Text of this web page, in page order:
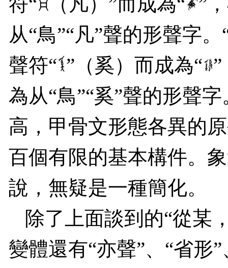
从“鳥”“凡”聲的形聲字。
聲符“ ” （奚）而成為“ ”
為从“鳥”“奚”聲的形聲
高，甲骨文形態各異的
百個有限的基本構件。
說，無疑是一種簡化。
除了上面談到的“從某
變體還有“亦聲”、“省形